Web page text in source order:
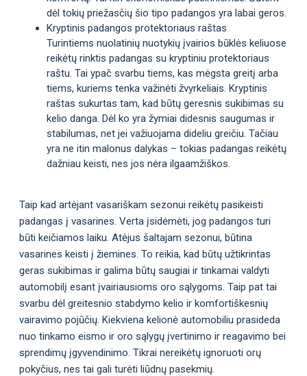
dėl tokių priežasčių šio tipo padangos yra labai geros.
Kryptinis padangos protektoriaus raštas
Turintiems nuolatinių nuotykių įvairios būklės keliuose
reikėtų rinktis padangas su kryptiniu protektoriaus
raštu. Tai ypač svarbu tiems, kas mėgsta greitį arba
tiems, kuriems tenka važinėti žvyrkeliais. Kryptinis
raštas sukurtas tam, kad būtų geresnis sukibimas su
kelio danga. Dėl ko yra žymiai didesnis saugumas ir
stabilumas, net jei važiuojama dideliu greičiu. Tačiau
yra ne itin malonus dalykas – tokias padangas reikėtų
dažniau keisti, nes jos nėra ilgaamžiškos.
Taip kad artėjant vasariškam sezonui reikėtų pasikeisti
padangas į vasarines. Verta įsidėmėti, jog padangos turi
būti keičiamos laiku. Atėjus šaltajam sezonui, būtina
vasarines keisti į žiemines. To reikia, kad būtų užtikrintas
geras sukibimas ir galima būtų saugiai ir tinkamai valdyti
automobilį esant įvairiausioms oro sąlygoms. Taip pat tai
svarbu dėl greitesnio stabdymo kelio ir komfortiškesnių
vairavimo pojūčių. Kiekviena kelionė automobiliu prasideda
nuo tinkamo eismo ir oro sąlygų įvertinimo ir reagavimo bei
sprendimų įgyvendinimo. Tikrai nereikėtų ignoruoti orų
pokyčius, nes tai gali turėti liūdnų pasekmių.